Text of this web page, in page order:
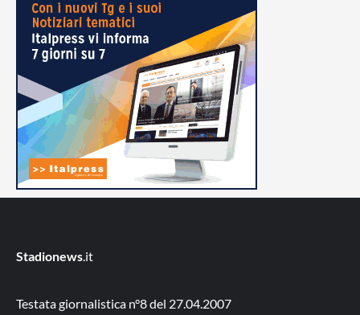
Stadionews.it
Testata giornalistica n°8 del 27.04.2007